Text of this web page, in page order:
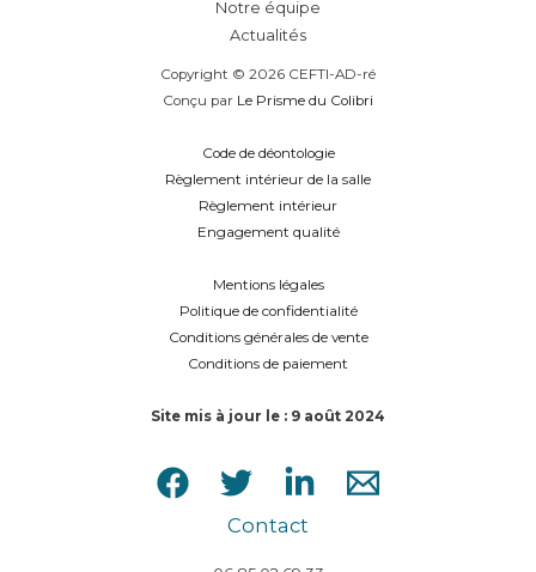
Notre équipe
Actualités
Copyright © 2026 CEFTI-AD-ré
Conçu par Le Prisme du Colibri
Code de déontologie
Règlement intérieur de la salle
Règlement intérieur
Engagement qualité
Mentions légales
Politique de confidentialité
Conditions générales de vente
Conditions de paiement
Site mis à jour le : 9 août 2024
Contact